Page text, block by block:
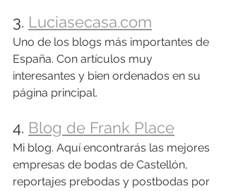
3. Luciasecasa.com
Uno de los blogs más importantes de
España. Con artículos muy
interesantes y bien ordenados en su
página principal.
4. Blog de Frank Place
Mi blog. Aquí encontrarás las mejores
empresas de bodas de Castellón,
reportajes prebodas y postbodas por